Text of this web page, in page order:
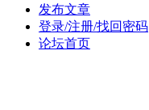
发布文章
登录/注册/找回密码
论坛首页